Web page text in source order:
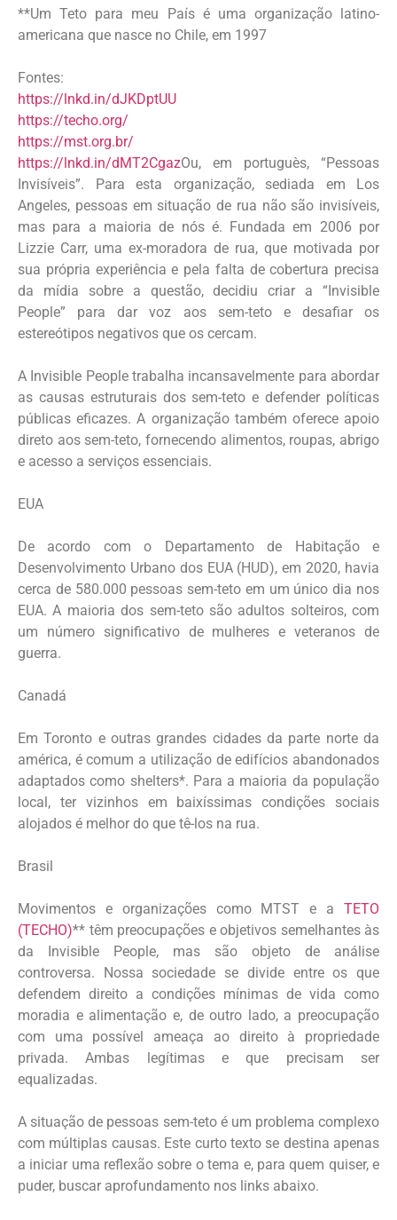
**Um Teto para meu País é uma organização latino-
americana que nasce no Chile, em 1997
Fontes:
https://lnkd.in/dJKDptUU
https://techo.org/
https://mst.org.br/
https://lnkd.in/dMT2CgazOu, em portuguès, “Pessoas
Invisíveis”. Para esta organização, sediada em Los
Angeles, pessoas em situação de rua não são invisíveis,
mas para a maioria de nós é. Fundada em 2006 por
Lizzie Carr, uma ex-moradora de rua, que motivada por
sua própria experiência e pela falta de cobertura precisa
da mídia sobre a questão, decidiu criar a “Invisible
People” para dar voz aos sem-teto e desafiar os
estereótipos negativos que os cercam.
A Invisible People trabalha incansavelmente para abordar
as causas estruturais dos sem-teto e defender políticas
públicas eficazes. A organização também oferece apoio
direto aos sem-teto, fornecendo alimentos, roupas, abrigo
e acesso a serviços essenciais.
EUA
De acordo com o Departamento de Habitação e
Desenvolvimento Urbano dos EUA (HUD), em 2020, havia
cerca de 580.000 pessoas sem-teto em um único dia nos
EUA. A maioria dos sem-teto são adultos solteiros, com
um número significativo de mulheres e veteranos de
guerra.
Canadá
Em Toronto e outras grandes cidades da parte norte da
américa, é comum a utilização de edifícios abandonados
adaptados como shelters*. Para a maioria da população
local, ter vizinhos em baixíssimas condições sociais
alojados é melhor do que tê-los na rua.
Brasil
Movimentos e organizações como MTST e a TETO
(TECHO)** têm preocupações e objetivos semelhantes às
da Invisible People, mas são objeto de análise
controversa. Nossa sociedade se divide entre os que
defendem direito a condições mínimas de vida como
moradia e alimentação e, de outro lado, a preocupação
com uma possível ameaça ao direito à propriedade
privada. Ambas legítimas e que precisam ser
equalizadas.
A situação de pessoas sem-teto é um problema complexo
com múltiplas causas. Este curto texto se destina apenas
a iniciar uma reflexão sobre o tema e, para quem quiser, e
puder, buscar aprofundamento nos links abaixo.